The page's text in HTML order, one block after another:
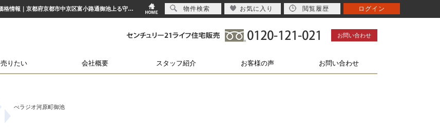
べラジオ河原町御池｜京都市役所前駅の中古マンション購入・売り物件、売却査定・相場・売却価格情報｜京都府京都市中京区富小路通御池上る守山町177-1のマンション情報｜センチュリー21ライフ住宅販売
お問い合わせ
売りたい 会社概要 スタッフ紹介 お客様の声 お問い合わせ
べラジオ河原町御池
物件検索 お気に入り 閲覧履歴 ログイン